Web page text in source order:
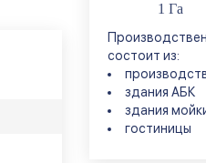
1 Га
состоит из:
здания АБК
здания
гостиницы